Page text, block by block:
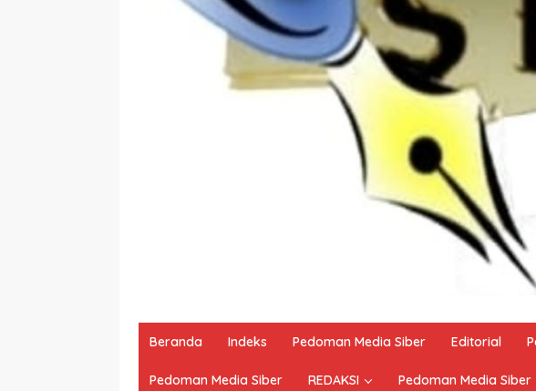
Beranda Indeks Pedoman Media Siber Editorial
Pedoman Media Siber REDAKSI Pedoman Media Siber